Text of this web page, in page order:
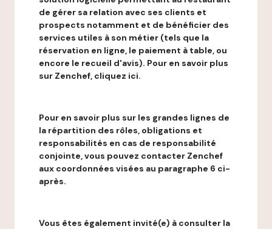
de gérer sa relation avec ses clients et
prospects notamment et de bénéficier des
services utiles à son métier (tels que la
réservation en ligne, le paiement à table, ou
encore le recueil d'avis). Pour en savoir plus
sur Zenchef, cliquez ici.
Pour en savoir plus sur les grandes lignes de
la répartition des rôles, obligations et
responsabilités en cas de responsabilité
conjointe, vous pouvez contacter Zenchef
aux coordonnées visées au paragraphe 6 ci-
après.
Vous êtes également invité(e) à consulter la